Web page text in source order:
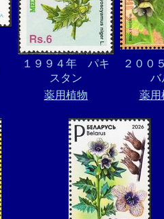
１９９４年 パキ
スタン
２００
バ
薬用植物 薬用